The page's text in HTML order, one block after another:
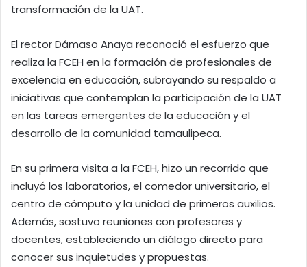
transformación de la UAT.
El rector Dámaso Anaya reconoció el esfuerzo que
realiza la FCEH en la formación de profesionales de
excelencia en educación, subrayando su respaldo a
iniciativas que contemplan la participación de la UAT
en las tareas emergentes de la educación y el
desarrollo de la comunidad tamaulipeca.
En su primera visita a la FCEH, hizo un recorrido que
incluyó los laboratorios, el comedor universitario, el
centro de cómputo y la unidad de primeros auxilios.
Además, sostuvo reuniones con profesores y
docentes, estableciendo un diálogo directo para
conocer sus inquietudes y propuestas.